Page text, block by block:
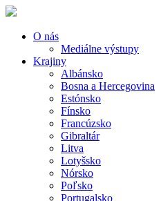
O nás
Mediálne výstupy
Krajiny
Albánsko
Bosna a Hercegovina
Estónsko
Fínsko
Francúzsko
Gibraltár
Litva
Lotyšsko
Nórsko
Poľsko
Portugalsko